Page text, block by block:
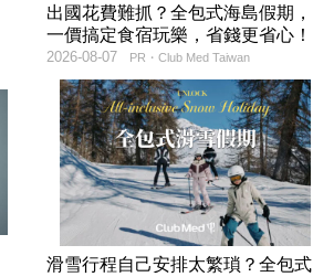
出國花費難抓？全包式海島假期，
一價搞定食宿玩樂，省錢更省心！
PR・Club Med Taiwan
2026-08-07
滑雪行程自己安排太繁瑣？全包式